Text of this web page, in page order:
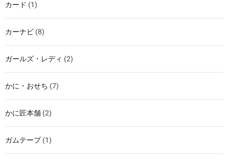
カード (1)
カーナビ (8)
ガールズ・レディ (2)
かに・おせち (7)
かに匠本舗 (2)
ガムテープ(1)